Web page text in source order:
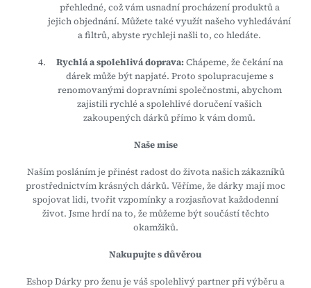
přehledné, což vám usnadní procházení produktů a
jejich objednání. Můžete také využít našeho vyhledávání
a filtrů, abyste rychleji našli to, co hledáte.
Rychlá a spolehlivá doprava: Chápeme, že čekání na
dárek může být napjaté. Proto spolupracujeme s
renomovanými dopravními společnostmi, abychom
zajistili rychlé a spolehlivé doručení vašich
zakoupených dárků přímo k vám domů.
Naše mise
Naším posláním je přinést radost do života našich zákazníků
prostřednictvím krásných dárků. Věříme, že dárky mají moc
spojovat lidi, tvořit vzpomínky a rozjasňovat každodenní
život. Jsme hrdí na to, že můžeme být součástí těchto
okamžiků.
Nakupujte s důvěrou
Eshop Dárky pro ženu je váš spolehlivý partner při výběru a